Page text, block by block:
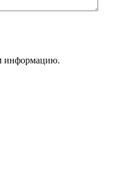
информацию.